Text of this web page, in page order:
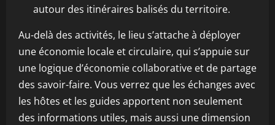
autour des itinéraires balisés du territoire.
Au-delà des activités, le lieu s’attache à déployer
une économie locale et circulaire, qui s’appuie sur
une logique d’économie collaborative et de partage
des savoir-faire. Vous verrez que les échanges avec
les hôtes et les guides apportent non seulement
des informations utiles, mais aussi une dimension